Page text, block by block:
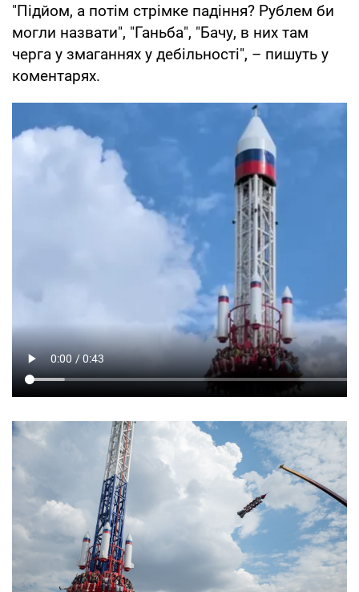
"Підйом, а потім стрімке падіння? Рублем би
могли назвати", "Ганьба", "Бачу, в них там
черга у змаганнях у дебільності", – пишуть у
коментарях.